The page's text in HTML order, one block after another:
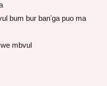
bum bur banʼga puo ma
mbvul